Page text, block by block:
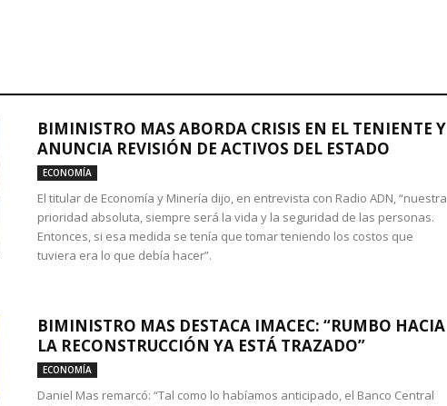
BIMINISTRO MAS ABORDA CRISIS EN EL TENIENTE Y
ANUNCIA REVISIÓN DE ACTIVOS DEL ESTADO
ECONOMÍA
El titular de Economía y Minería dijo, en entrevista con Radio ADN, “nuestra
prioridad absoluta, siempre será la vida y la seguridad de las personas.
Entonces, si esa medida se tenía que tomar teniendo los costos que
tuviera era lo que debía hacer”.
BIMINISTRO MAS DESTACA IMACEC: “RUMBO HACIA
LA RECONSTRUCCIÓN YA ESTÁ TRAZADO”
ECONOMÍA
Daniel Mas remarcó: “Tal como lo habíamos anticipado, el Banco Central